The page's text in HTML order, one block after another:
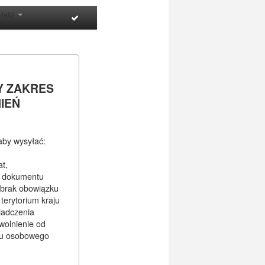
ZAKRES
wysyłać:
obowiązku
kraju
od
osobowego